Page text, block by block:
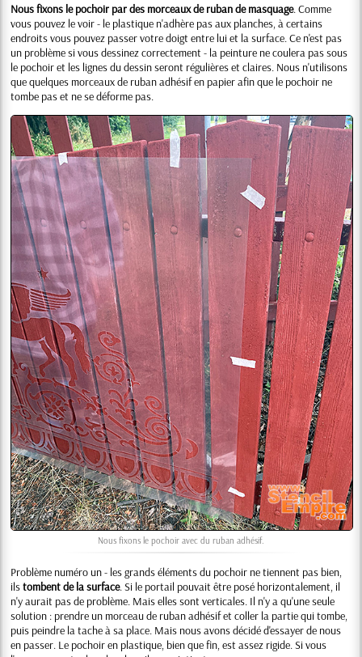
Nous fixons le pochoir par des morceaux de ruban de masquage. Comme
vous pouvez le voir - le plastique n'adhère pas aux planches, à certains
endroits vous pouvez passer votre doigt entre lui et la surface. Ce n'est pas
un problème si vous dessinez correctement - la peinture ne coulera pas sous
le pochoir et les lignes du dessin seront régulières et claires. Nous n'utilisons
que quelques morceaux de ruban adhésif en papier afin que le pochoir ne
tombe pas et ne se déforme pas.
Nous fixons le pochoir avec du ruban adhésif.
Problème numéro un - les grands éléments du pochoir ne tiennent pas bien,
ilstombent de la surface. Si le portail pouvait être posé horizontalement, il
n'y aurait pas de problème. Mais elles sont verticales. Il n'y a qu'une seule
solution : prendre un morceau de ruban adhésif et coller la partie qui tombe,
puis peindre la tache à sa place. Mais nous avons décidé d'essayer de nous
en passer. Le pochoir en plastique, bien que fin, est assez rigide. Si vous